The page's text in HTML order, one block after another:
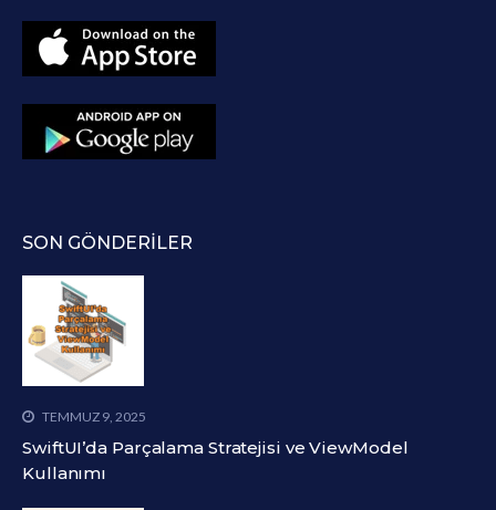
SON GÖNDERILER
TEMMUZ 9, 2025
SwiftUI’da Parçalama Stratejisi ve ViewModel
Kullanımı